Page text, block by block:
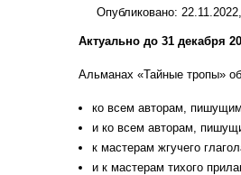
Опубликовано:
Актуально до 31 декабря
Альманах «Тайные тропы»
ко всем авторам,
и ко всем авторам,
к мастерам жгучего
и к мастерам тихого